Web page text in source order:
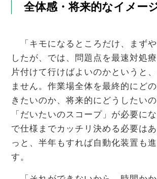
全体感・将来的なイメー
「キモになるところだけ、まずや
したが、では、問題点を最速対処
片付けて行けばよいのかというと
ません。作業場全体を最終的にど
きたいのか、将来的にどうしたいの
「だいたいのスコープ」が必要に
で仕様までカッチリ決める必要は
っと、半年もすれば自動化装置も
す。